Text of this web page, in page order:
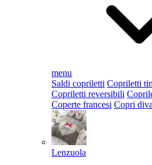
menu
Saldi copriletti Copriletti
Copriletti reversibili
Coperte francesi Copri
Lenzuola